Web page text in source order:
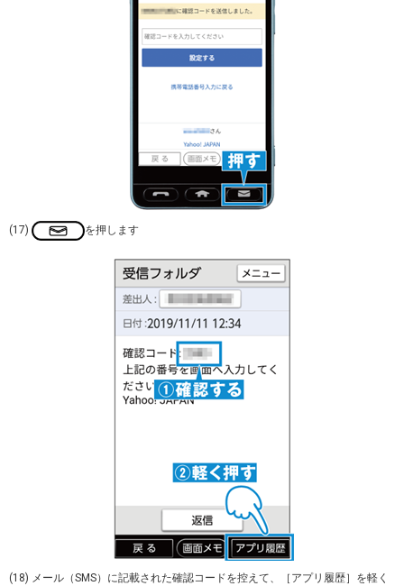
(17) を押します
(18) メール（SMS）に記載された確認コードを控えて、［アプリ履歴］を軽く